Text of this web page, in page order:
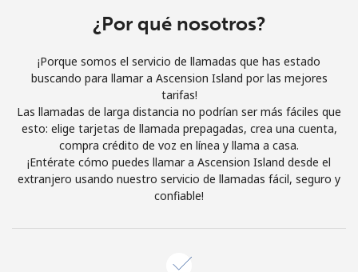
estosTérminos y condiciones.
Únete
¡Hola!
¿Por qué nosotros?
¡Porque somos el servicio de llamadas que has estado
buscando para llamar a Ascension Island por las mejores
tarifas!
Las llamadas de larga distancia no podrían ser más fáciles que
esto: elige tarjetas de llamada prepagadas, crea una cuenta,
compra crédito de voz en línea y llama a casa.
¡Entérate cómo puedes llamar a Ascension Island desde el
extranjero usando nuestro servicio de llamadas fácil, seguro y
confiable!